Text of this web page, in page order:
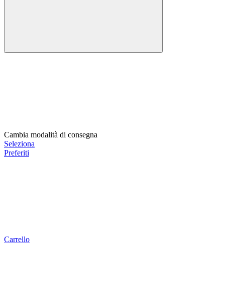
Cambia modalità di consegna
Seleziona
Preferiti
Carrello